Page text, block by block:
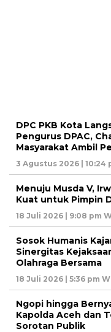
DPC PKB Kota
Pengurus DPAC,
Masyarakat Ambil
3 Agustus 2026 | 10:24
Menuju Musda V,
Kuat untuk Pimpin
18 Juli 2026 | 9:08 pm
Sosok Humanis
Sinergitas
Olahraga Bersama
18 Juli 2026 | 5:36 pm
Ngopi hingga
Kapolda Aceh dan
Sorotan Publik